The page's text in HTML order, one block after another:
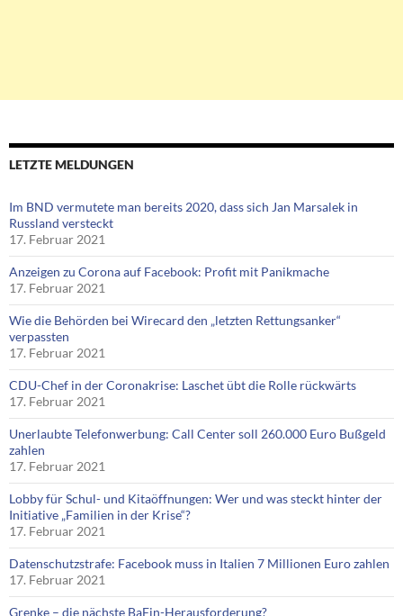
LETZTE MELDUNGEN
Im BND vermutete man bereits 2020, dass sich Jan Marsalek in
Russland versteckt
17. Februar 2021
Anzeigen zu Corona auf Facebook: Profit mit Panikmache
17. Februar 2021
Wie die Behörden bei Wirecard den „letzten Rettungsanker“
verpassten
17. Februar 2021
CDU-Chef in der Coronakrise: Laschet übt die Rolle rückwärts
17. Februar 2021
Unerlaubte Telefonwerbung: Call Center soll 260.000 Euro Bußgeld
zahlen
17. Februar 2021
Lobby für Schul- und Kitaöffnungen: Wer und was steckt hinter der
Initiative „Familien in der Krise“?
17. Februar 2021
Datenschutzstrafe: Facebook muss in Italien 7 Millionen Euro zahlen
17. Februar 2021
Grenke – die nächste BaFin-Herausforderung?